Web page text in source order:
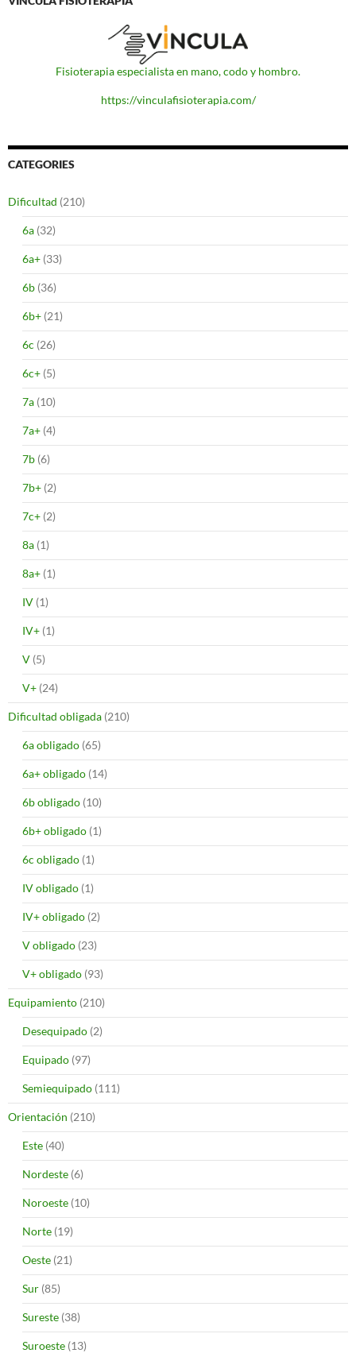
Fisioterapia especialista en mano, codo y hombro.
https://vinculafisioterapia.com/
CATEGORIES
Dificultad (210)
6a (32)
6a+ (33)
6b (36)
6b+ (21)
6c (26)
6c+ (5)
7a (10)
7a+ (4)
7b (6)
7b+ (2)
7c+ (2)
8a (1)
8a+ (1)
IV (1)
IV+ (1)
V (5)
V+ (24)
Dificultad obligada (210)
6a obligado (65)
6a+ obligado (14)
6b obligado (10)
6b+ obligado (1)
6c obligado (1)
IV obligado (1)
IV+ obligado (2)
V obligado (23)
V+ obligado (93)
Equipamiento (210)
Desequipado (2)
Equipado (97)
Semiequipado (111)
Orientación (210)
Este (40)
Nordeste (6)
Noroeste (10)
Norte (19)
Oeste (21)
Sur (85)
Sureste (38)
Suroeste (13)